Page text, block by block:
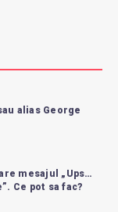
alias George
mesajul „Ups…
Ce pot sa fac?